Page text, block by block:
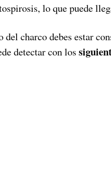
lo que puede
charco debes estar
detectar con los